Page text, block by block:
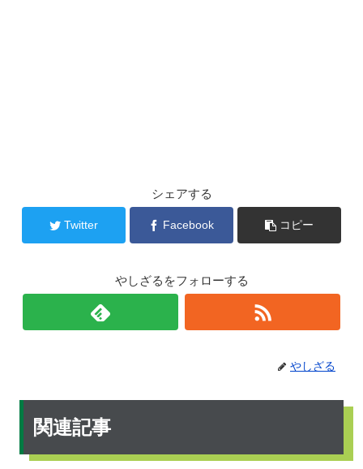
シェアする
Twitter Facebook コピー
やしざるをフォローする
やしざる
関連記事